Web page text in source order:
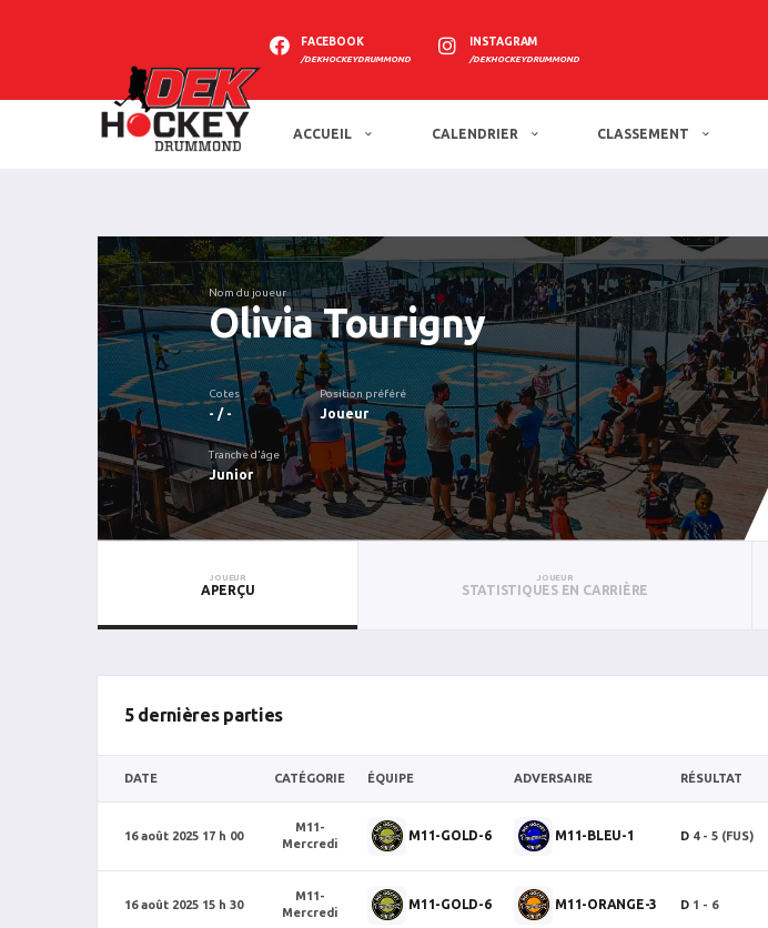
FACEBOOK
/DEKHOCKEYDRUMMOND
INSTAGRAM
/DEKHOCKEYDRUMMOND
ACCUEIL CALENDRIER CLASSEMENT
Nom du joueur
Olivia Tourigny
Cotes
- / -
Position préféré
Joueur
Tranche d'âge
Junior
JOUEUR
APERÇU
JOUEUR
STATISTIQUES EN CARRIÈRE
5 dernières parties
DATE CATÉGORIE ÉQUIPE ADVERSAIRE RÉSULTAT
16 août 2025 17 h 00
M11-
Mercredi
M11-GOLD-6 M11-BLEU-1 D 4 - 5 (FUS)
16 août 2025 15 h 30
M11-
Mercredi
M11-GOLD-6 M11-ORANGE-3 D 1 - 6